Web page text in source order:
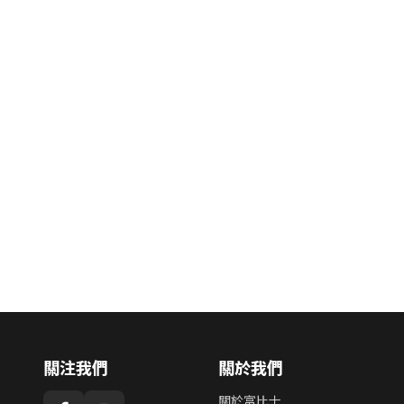
關注我們 關於我們
關於富比士